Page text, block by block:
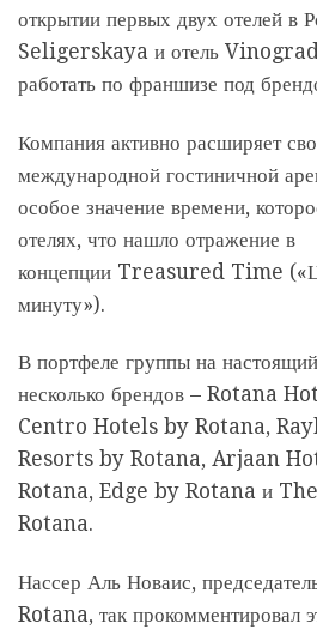
открытии первых двух отелей в
Seligerskaya и отель
работать по франшизе под
Компания активно расширяет
международной гостиничной
особое значение времени,
отелях, что нашло отражение в
концепции Treasured Time
минуту»).
В портфеле группы на
несколько брендов – Rotana
Centro Hotels by Rotana,
Resorts by Rotana, Arjaan
Rotana, Edge by Rotana и
Rotana.
Нассер Аль Новаис,
Rotana, так прокомментировал